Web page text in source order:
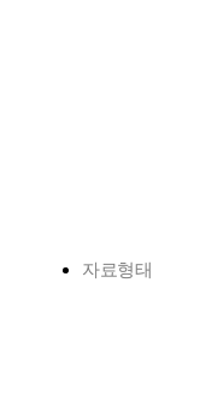
자료형태